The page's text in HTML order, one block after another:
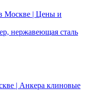
нержавеющая сталь